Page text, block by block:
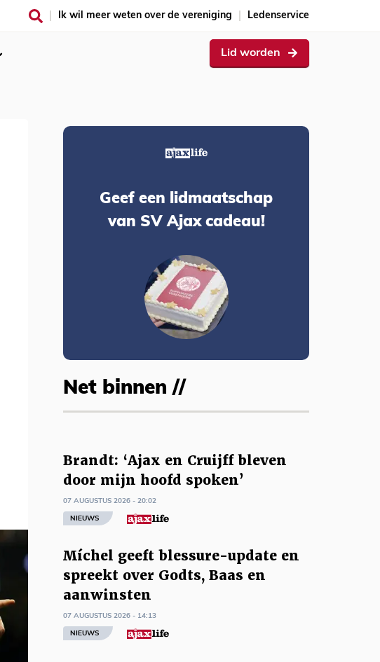
Ik wil meer weten over de vereniging Ledenservice
Lid worden
Geef een lidmaatschap
van SV Ajax cadeau!
Net binnen //
Brandt: ‘Ajax en Cruijff bleven
door mijn hoofd spoken’
07 AUGUSTUS 2026 - 20:02
NIEUWS
Míchel geeft blessure-update en
spreekt over Godts, Baas en
aanwinsten
07 AUGUSTUS 2026 - 14:13
NIEUWS